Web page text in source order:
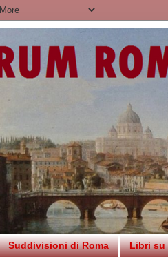
Suddivisioni di Roma Libri su